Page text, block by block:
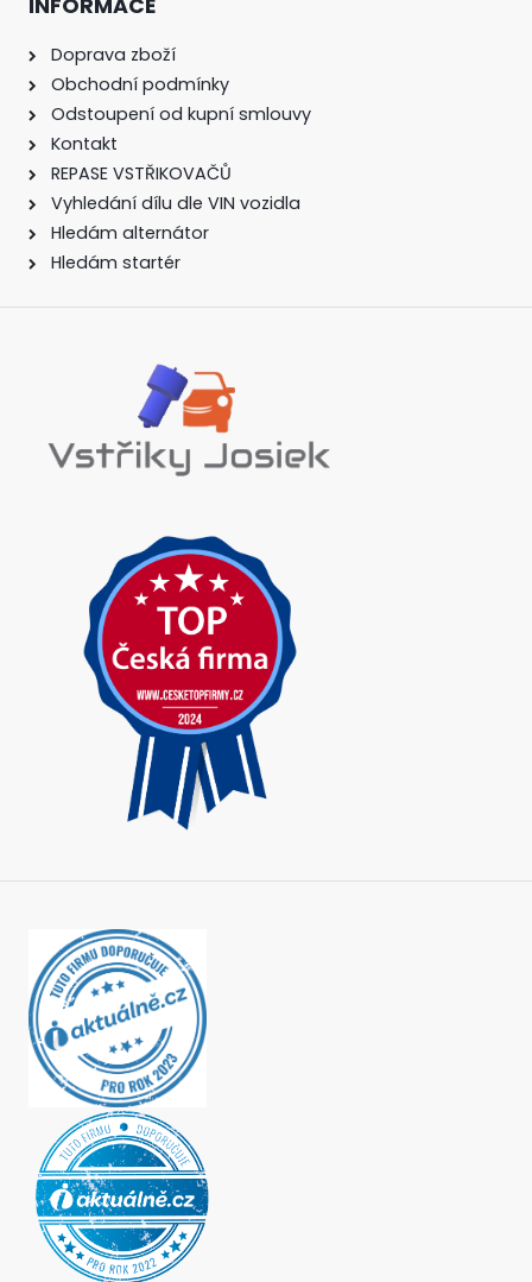
INFORMACE
Doprava zboží
Obchodní podmínky
Odstoupení od kupní smlouvy
Kontakt
REPASE VSTŘIKOVAČŮ
Vyhledání dílu dle VIN vozidla
Hledám alternátor
Hledám startér